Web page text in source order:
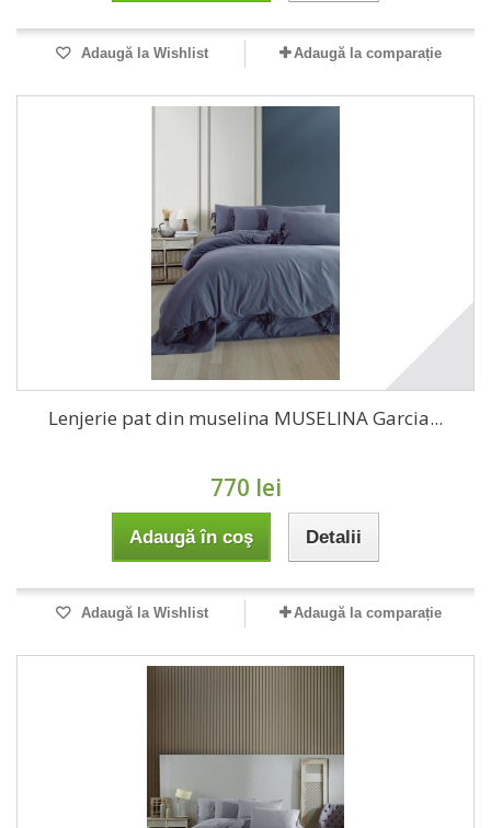
Adaugă la Wishlist Adaugă la comparație
Lenjerie pat din muselina MUSELINA Garcia...
770 lei
Adaugă în coş Detalii
Adaugă la Wishlist Adaugă la comparație